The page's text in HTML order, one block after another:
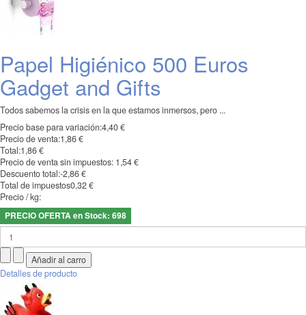
Papel Higiénico 500 Euros
Gadget and Gifts
Todos sabemos la crisis en la que estamos inmersos, pero ...
Precio base para variación:4,40 €
Precio de venta:1,86 €
Total:1,86 €
Precio de venta sin impuestos: 1,54 €
Descuento total:-2,86 €
Total de impuestos0,32 €
Precio / kg:
PRECIO OFERTA en Stock: 698
Detalles de producto